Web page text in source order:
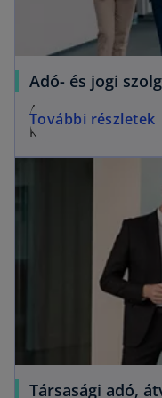
Adó- és jogi
A gyakran változó
kihívás a
További részletek
Társasági adó,